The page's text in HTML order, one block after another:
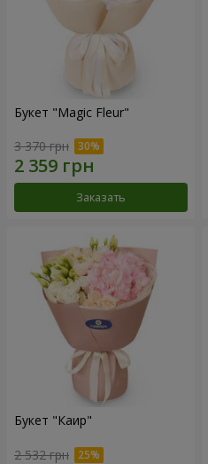
Букет "Magic Fleur"
3 370 грн
Заказать
Букет "Каир"
2 532 грн